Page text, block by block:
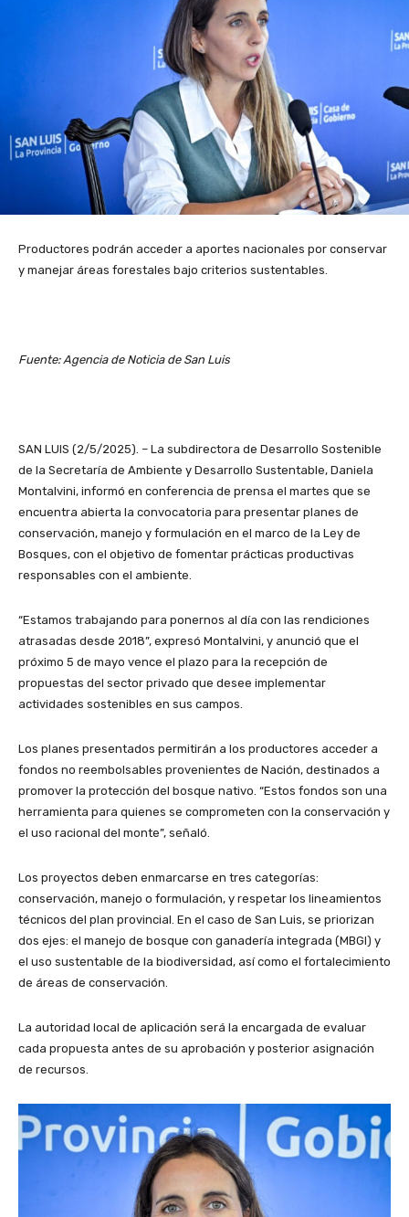
Productores podrán acceder a aportes nacionales por conservar
y manejar áreas forestales bajo criterios sustentables.
Fuente: Agencia de Noticia de San Luis
SAN LUIS (2/5/2025). – La subdirectora de Desarrollo Sostenible
de la Secretaría de Ambiente y Desarrollo Sustentable, Daniela
Montalvini, informó en conferencia de prensa el martes que se
encuentra abierta la convocatoria para presentar planes de
conservación, manejo y formulación en el marco de la Ley de
Bosques, con el objetivo de fomentar prácticas productivas
responsables con el ambiente.
“Estamos trabajando para ponernos al día con las rendiciones
atrasadas desde 2018”, expresó Montalvini, y anunció que el
próximo 5 de mayo vence el plazo para la recepción de
propuestas del sector privado que desee implementar
actividades sostenibles en sus campos.
Los planes presentados permitirán a los productores acceder a
fondos no reembolsables provenientes de Nación, destinados a
promover la protección del bosque nativo. “Estos fondos son una
herramienta para quienes se comprometen con la conservación y
el uso racional del monte”, señaló.
Los proyectos deben enmarcarse en tres categorías:
conservación, manejo o formulación, y respetar los lineamientos
técnicos del plan provincial. En el caso de San Luis, se priorizan
dos ejes: el manejo de bosque con ganadería integrada (MBGI) y
el uso sustentable de la biodiversidad, así como el fortalecimiento
de áreas de conservación.
La autoridad local de aplicación será la encargada de evaluar
cada propuesta antes de su aprobación y posterior asignación
de recursos.